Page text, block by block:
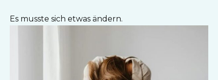
Es musste sich etwas ändern.